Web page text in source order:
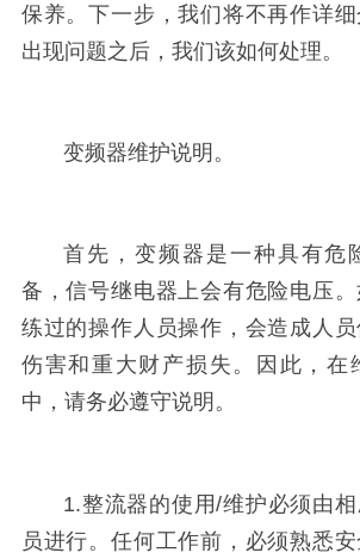
保养。下一步，我们将不再作详
出现问题之后，我们该如何处理。
变频器维护说明。
首先，变频器是一种具有危
备，信号继电器上会有危险电压。
练过的操作人员操作，会造成人
伤害和重大财产损失。因此，在
中，请务必遵守说明。
1.整流器的使用/维护必须由
员进行。任何工作前，必须熟悉安